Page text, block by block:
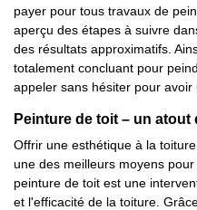
payer pour tous travaux de
aperçu des étapes à suivre
des résultats approximatifs.
totalement concluant pour
appeler sans hésiter pour avoir
Peinture de toit – un atout
Offrir une esthétique à la
une des meilleurs moyens
peinture de toit est une
et l'efficacité de la toiture.